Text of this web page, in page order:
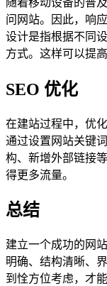
问网站。因此，响
设计是指根据不同
方式。这样可以提
SEO 优化
在建站过程中，优
通过设置网站关键
构、新增外部链接
得更多流量。
总结
建立一个成功的网
明确、结构清晰、
到恮方位考虑，才